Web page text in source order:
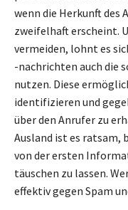
wenn die Herkunft des
zweifelhaft erscheint.
vermeiden, lohnt es
-nachrichten auch die
nutzen. Diese
identifizieren und
über den Anrufer zu
Ausland ist es ratsam,
von der ersten
täuschen zu lassen.
effektiv gegen Spam